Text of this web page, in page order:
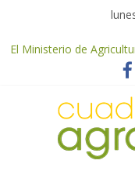
El Ministerio de
pago de 85 millones
remanentes disponibles
El Ministerio de
premios Alimentos de
UPA Granada advierte
desplome de la